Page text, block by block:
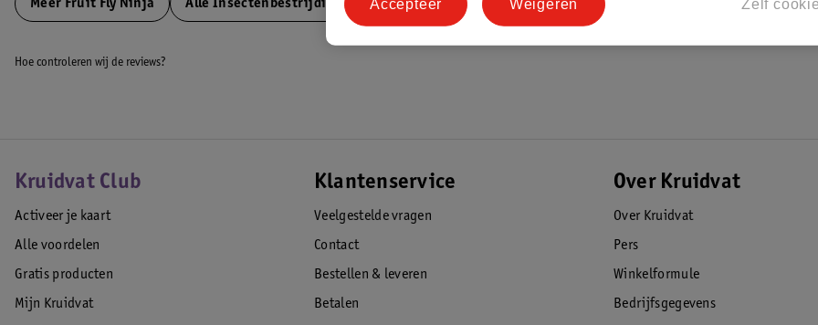
Meer Fruit Fly Ninja Alle Insectenbestrijding
Hoe controleren wij de reviews?
Kruidvat Club
Activeer je kaart
Alle voordelen
Gratis producten
Mijn Kruidvat
Klantenservice
Veelgestelde vragen
Contact
Bestellen & leveren
Betalen
Over Kruidvat
Over Kruidvat
Pers
Winkelformule
Bedrijfsgegevens
Zelf
Weigeren
Accepteer